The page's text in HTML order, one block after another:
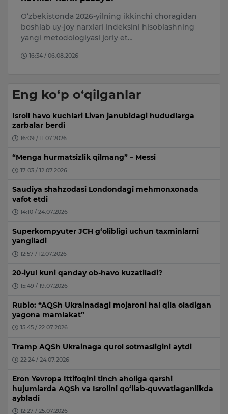
AQSh Senati Rossiya va Eronga qarshi keng
qamrovli sanksiyalarni nazarda tutuvchi “Lindsey
O. Graham Sanctioning Russia and …
09:20 / 08.08.2026
Eng ko‘p o‘qilganlar
Isroil havo kuchlari Livan janubidagi hududlarga
zarbalar berdi
16:09 / 11.07.2026
“Menga hurmatsizlik qilmang” – Messi
17:03 / 12.07.2026
Saudiya shahzodasi Londondagi mehmonxonada
vafot etdi
14:10 / 24.07.2026
Superkompyuter JCH g‘olibligi uchun taxminlarni
yangiladi
12:57 / 12.07.2026
20-iyul kuni qanday ob-havo kuzatiladi?
15:49 / 19.07.2026
Rubio: “AQSh Ukrainadagi mojaroni hal qila oladigan
yagona mamlakat”
15:45 / 22.07.2026
Tramp AQSh Ukrainaga qurol sotmasligini aytdi
22:24 / 24.07.2026
Eron Yevropa Ittifoqini tinch aholiga qarshi
hujumlarda AQSh va Isroilni qo‘llab-quvvatlaganlikda
aybladi
12:27 / 25.07.2026